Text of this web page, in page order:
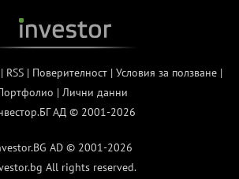
| RSS| Поверителност| Условия за ползване|
| Лични данни
АД © 2001-2026
AD © 2001-2026
All rights reserved.